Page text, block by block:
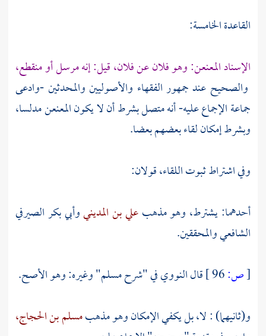
القاعدة الخامسة:
الإسناد المعنعن: وهو فلان عن فلان، قيل: إنه مرسل أو منقطع،
والصحيح عند جمهور الفقهاء والأصوليين والمحدثين -وادعى
جماعة الإجماع عليه- أنه متصل بشرط أن لا يكون المعنعن مدلسا،
وبشرط إمكان لقاء بعضهم بعضا.
وفي اشتراط ثبوت اللقاء، قولان:
أحدهما: يشترط، وهو مذهبعلي بن المدينيوأبي بكر الصيرفي
الشافعيوالمحققين.
[ص: قالالنوويفي "شرح مسلم" وغيره: وهو الأصح.
و(ثانيهما) : لا، بل يكفي الإمكان وهو مذهبمسلم بن الحجاج،